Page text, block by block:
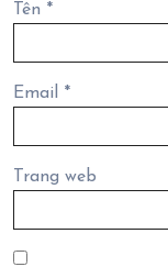
Tên *
Email *
Trang web